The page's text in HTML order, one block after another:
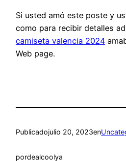
Si usted amó este poste y
como para recibir detalles
camiseta valencia 2024
Web page.
Publicadojulio 20, 2023en
pordealcoolya